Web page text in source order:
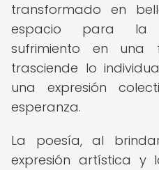
transformado en
espacio para la
sufrimiento en
trasciende lo
una expresión
esperanza.
La poesía, al
expresión artística y